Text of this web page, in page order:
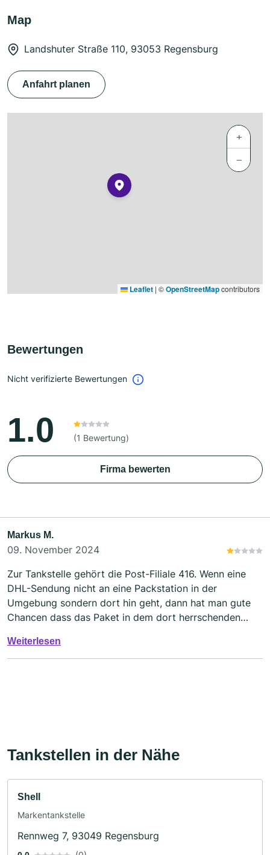
Map
Landshuter Straße 110, 93053 Regensburg
Anfahrt planen
+
−
Leaflet | ©OpenStreetMapcontributors
Bewertungen
Nicht verifizierte Bewertungen
1.0 (1 Bewertung)
Firma bewerten
Markus M.
09. November 2024
Zur Tankstelle gehört die Post-Filiale 416. Wenn eine
DHL-Sendung nicht an eine Packstation in der
Umgebung sondern dort hin geht, dann hat man gute
Chancen dass das Paket in dem dort herrschenden
dann dass DHL nur behauptet dass die Sendung dort
angekommen ist, in Wirklichkeit die Sendung aber erst
Weiterlesen
Tankstellen in der Nähe
Shell
Markentankstelle
Rennweg 7, 93049 Regensburg